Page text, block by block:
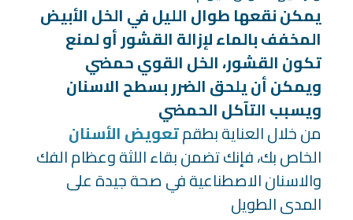
يمكن نقعها طوال الليل في الخل الأبيض
المخفف بالماء لإزالة القشور أو لمنع
تكون القشور، الخل القوي حمضي
ويمكن أن يلحق الضرر بسطح الاسنان
ويسبب التآكل الحمضي
من خلال العناية بطقمتعويض الأسنان
الخاص بك، فإنك تضمن بقاء اللثة وعظام الفك
والاسنان الاصطناعية في صحة جيدة على
المدى الطويل